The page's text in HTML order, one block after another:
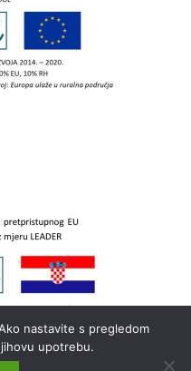
nastavite s pregledom
upotrebu.